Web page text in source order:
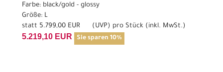
Farbe: black/gold - glossy
Größe: L
statt 5.799,00 EUR ( UVP) pro Stück (inkl. MwSt.)
5.219,10 EUR Sie sparen 10%